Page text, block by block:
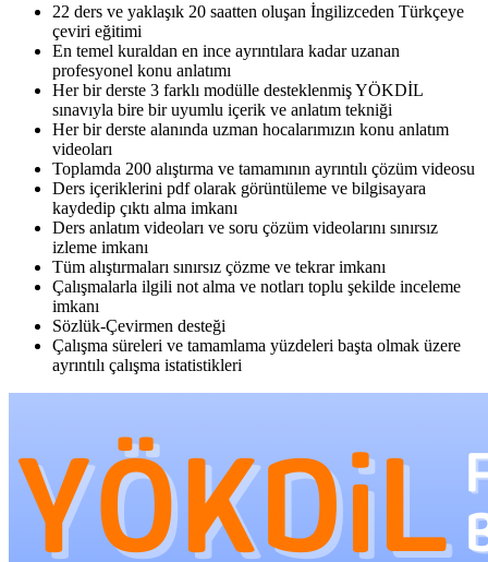
22 ders ve yaklaşık 20 saatten oluşan İngilizceden Türkçeye
çeviri eğitimi
En temel kuraldan en ince ayrıntılara kadar uzanan
profesyonel konu anlatımı
Her bir derste 3 farklı modülle desteklenmiş YÖKDİL
sınavıyla bire bir uyumlu içerik ve anlatım tekniği
Her bir derste alanında uzman hocalarımızın konu anlatım
videoları
Toplamda 200 alıştırma ve tamamının ayrıntılı çözüm videosu
Ders içeriklerini pdf olarak görüntüleme ve bilgisayara
kaydedip çıktı alma imkanı
Ders anlatım videoları ve soru çözüm videolarını sınırsız
izleme imkanı
Tüm alıştırmaları sınırsız çözme ve tekrar imkanı
Çalışmalarla ilgili not alma ve notları toplu şekilde inceleme
imkanı
Sözlük-Çevirmen desteği
Çalışma süreleri ve tamamlama yüzdeleri başta olmak üzere
ayrıntılı çalışma istatistikleri